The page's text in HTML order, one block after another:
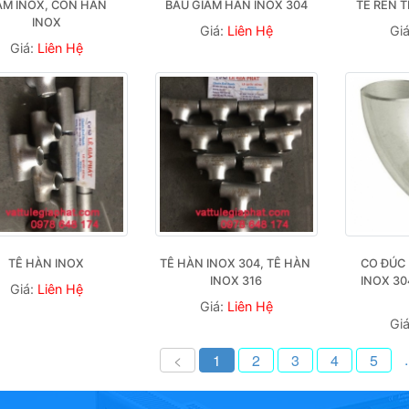
INOX, CÔN HÀN
INOX
Giá: Liên Hệ
BẦU GIẢM HÀN INOX 304
Giá: Liên Hệ
TÊ REN
TÊ HÀN INOX
Giá: Liên Hệ
TÊ HÀN INOX 304, TÊ HÀN
INOX 316
Giá: Liên Hệ
CO ĐÚC
INOX
< 1 2 3 4 5